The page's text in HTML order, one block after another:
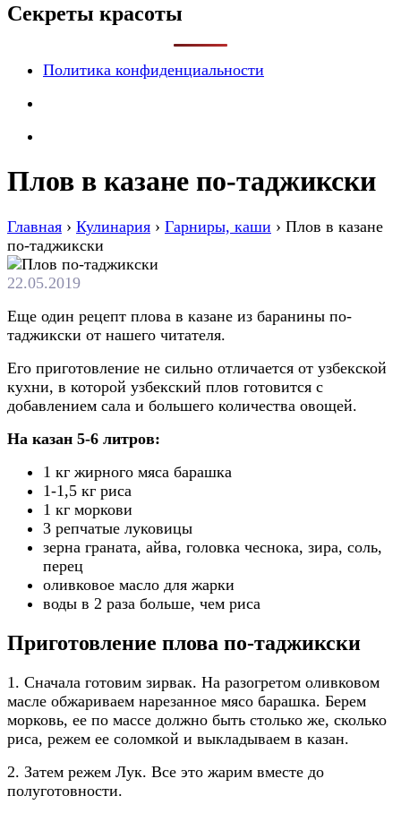
Секреты красоты
Политика конфиденциальности
Плов в казане по-таджикски
Главная › Кулинария › Гарниры, каши › Плов в казане
по-таджикски
22.05.2019
Еще один рецепт плова в казане из баранины по-
таджикски от нашего читателя.
Его приготовление не сильно отличается от узбекской
кухни, в которой узбекский плов готовится с
добавлением сала и большего количества овощей.
На казан 5-6 литров:
1 кг жирного мяса барашка
1-1,5 кг риса
1 кг моркови
3 репчатые луковицы
зерна граната, айва, головка чеснока, зира, соль,
перец
оливковое масло для жарки
воды в 2 раза больше, чем риса
Приготовление плова по-таджикски
1. Сначала готовим зирвак. На разогретом оливковом
масле обжариваем нарезанное мясо барашка. Берем
морковь, ее по массе должно быть столько же, сколько
риса, режем ее соломкой и выкладываем в казан.
2. Затем режем Лук. Все это жарим вместе до
полуготовности.